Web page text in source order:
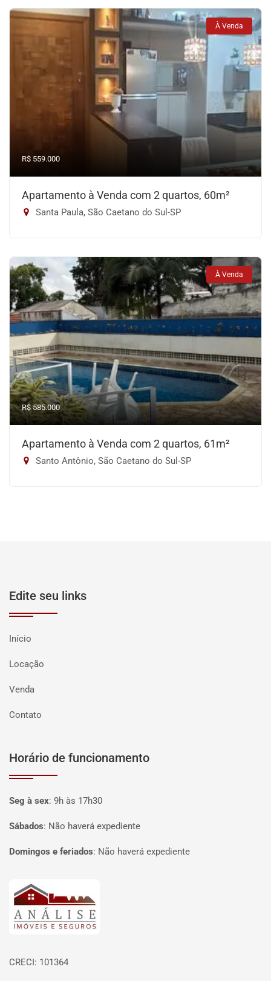
À Venda
R$ 559.000
Apartamento à Venda com 2 quartos, 60m²
Santa Paula, São Caetano do Sul-SP
À Venda
R$ 585.000
Apartamento à Venda com 2 quartos, 61m²
Santo Antônio, São Caetano do Sul-SP
Edite seu links
Início
Locação
Venda
Contato
Horário de funcionamento
Seg à sex: 9h às 17h30
Sábados: Não haverá expediente
Domingos e feriados: Não haverá expediente
Página inicial
CRECI: 101364